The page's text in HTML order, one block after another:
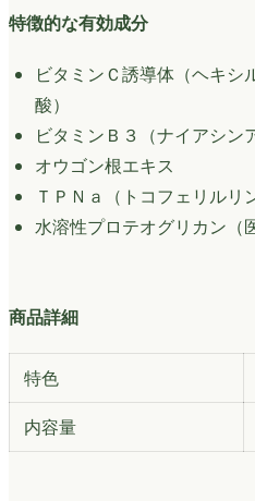
特徴的な有効成分
ビタミンＣ誘導体（ヘキシ
酸）
ビタミンＢ３（ナイアシン
オウゴン根エキス
ＴＰＮａ（トコフェリルリ
水溶性プロテオグリカン（
商品詳細
特色
内容量